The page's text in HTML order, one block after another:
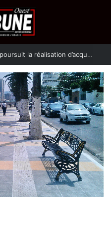
La revue El Djeïch : l’Algérie poursuit la réalisation d’acquis qualitatifs et historiques dans un climat de sécurité et de stabilité